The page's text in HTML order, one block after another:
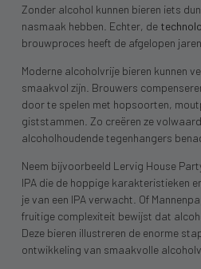
Zonder alcohol kunnen bieren iets
nasmaak hebben. Echter, de
brouwproces heeft de afgelopen
Moderne alcoholvrije bieren kunnen
smaakvol zijn. Brouwers
door te spelen met hopsoorten,
giststammen. Zo creëren ze
alcoholhoudende tegenhangers
Neem bijvoorbeeld Lervig House
IPA die de hoppige karakteristieken
je van een IPA verwacht. Of
fruitige complexiteit bewijst dat
Deze bieren illustreren de enorme
ontwikkeling van smaakvolle